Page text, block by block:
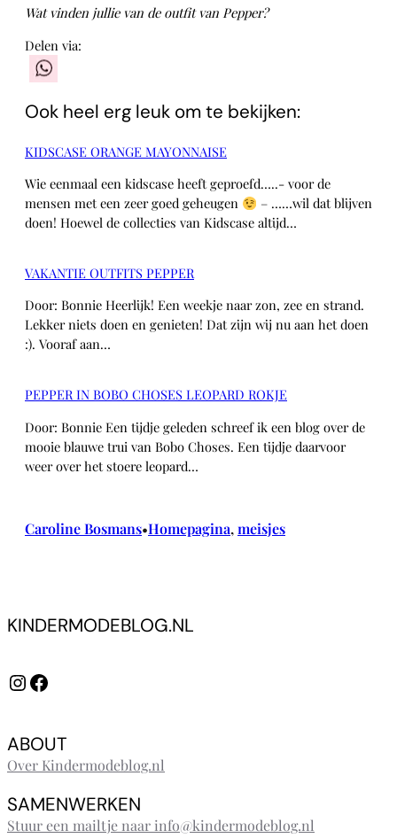
Wat vinden jullie van de outfit van Pepper?
Delen via:
Ook heel erg leuk om te bekijken:
KIDSCASE ORANGE MAYONNAISE
Wie eenmaal een kidscase heeft geproefd…..- voor de
mensen met een zeer goed geheugen
– ……wil dat blijven
doen! Hoewel de collecties van Kidscase altijd…
VAKANTIE OUTFITS PEPPER
Door: Bonnie Heerlijk! Een weekje naar zon, zee en strand.
Lekker niets doen en genieten! Dat zijn wij nu aan het doen
:). Vooraf aan…
PEPPER IN BOBO CHOSES LEOPARD ROKJE
Door: Bonnie Een tijdje geleden schreef ik een blog over de
mooie blauwe trui van Bobo Choses. Een tijdje daarvoor
weer over het stoere leopard…
Caroline Bosmans•Homepagina, meisjes
KINDERMODEBLOG.NL
InstagramFacebook
ABOUT
Over Kindermodeblog.nl
SAMENWERKEN
Stuur een mailtje naar info@kindermodeblog.nl